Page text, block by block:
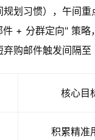
划习惯），午间
+ 分群定向" 策
购邮件触发间隔至
核心目
积累精准